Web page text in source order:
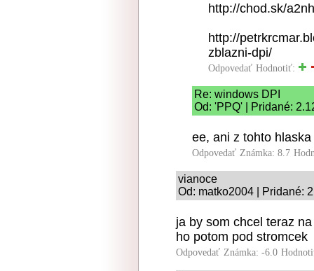
http://chod.sk/
http://
zblazni-dpi/
Odpovedať Hodnotiť:
Re: windows DPI
Od: 'PPQ' | Pridané:
ee, ani z tohto
Odpovedať Známka: 8.7
vianoce
Od: matko2004 | Pridané:
ja by som chcel teraz
ho potom pod stromcek
Odpovedať Známka: -6.0